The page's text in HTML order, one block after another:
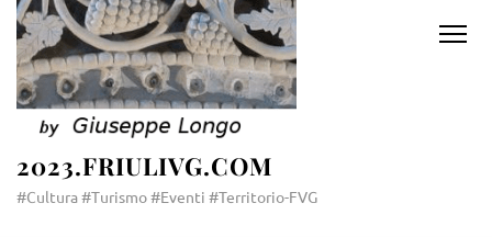
2023.FRIULIVG.COM
#Cultura #Turismo #Eventi #Territorio-FVG